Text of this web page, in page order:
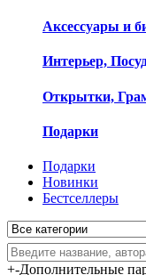
Аксессуары и
Интерьер,
Открытки,
Подарки
Подарки
Новинки
Бестселлеры
+-Дополнительные